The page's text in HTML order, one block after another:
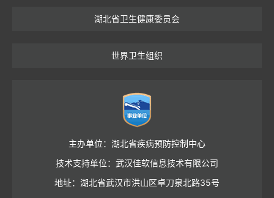
湖北省卫生健康委员会
世界卫生组织
主办单位：湖北省疾病预防控制中心
技术支持单位：武汉佳软信息技术有限公司
地址：湖北省武汉市洪山区卓刀泉北路35号